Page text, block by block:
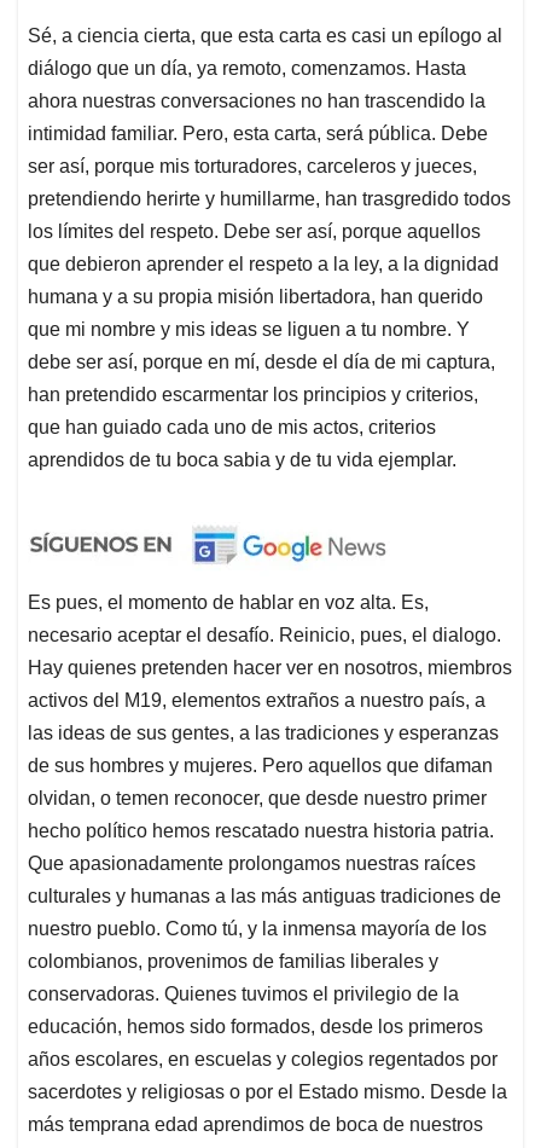
Sé, a ciencia cierta, que esta carta es casi un epílogo al
diálogo que un día, ya remoto, comenzamos. Hasta
ahora nuestras conversaciones no han trascendido la
intimidad familiar. Pero, esta carta, será pública. Debe
ser así, porque mis torturadores, carceleros y jueces,
pretendiendo herirte y humillarme, han trasgredido todos
los límites del respeto. Debe ser así, porque aquellos
que debieron aprender el respeto a la ley, a la dignidad
humana y a su propia misión libertadora, han querido
que mi nombre y mis ideas se liguen a tu nombre. Y
debe ser así, porque en mí, desde el día de mi captura,
han pretendido escarmentar los principios y criterios,
que han guiado cada uno de mis actos, criterios
aprendidos de tu boca sabia y de tu vida ejemplar.
Es pues, el momento de hablar en voz alta. Es,
necesario aceptar el desafío. Reinicio, pues, el dialogo.
Hay quienes pretenden hacer ver en nosotros, miembros
activos del M19, elementos extraños a nuestro país, a
las ideas de sus gentes, a las tradiciones y esperanzas
de sus hombres y mujeres. Pero aquellos que difaman
olvidan, o temen reconocer, que desde nuestro primer
hecho político hemos rescatado nuestra historia patria.
Que apasionadamente prolongamos nuestras raíces
culturales y humanas a las más antiguas tradiciones de
nuestro pueblo. Como tú, y la inmensa mayoría de los
colombianos, provenimos de familias liberales y
conservadoras. Quienes tuvimos el privilegio de la
educación, hemos sido formados, desde los primeros
años escolares, en escuelas y colegios regentados por
sacerdotes y religiosas o por el Estado mismo. Desde la
más temprana edad aprendimos de boca de nuestros